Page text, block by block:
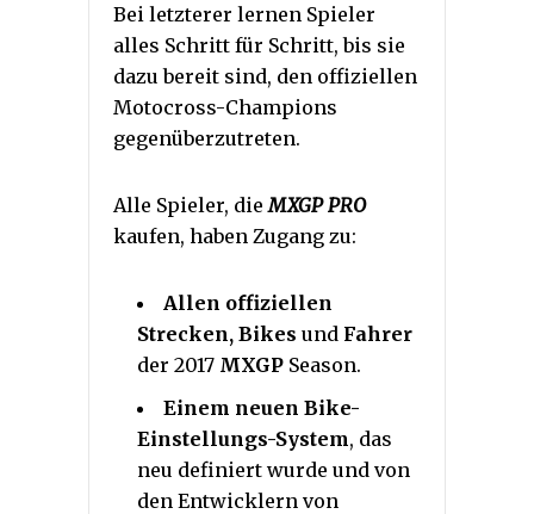
Bei letzterer lernen Spieler
alles Schritt für Schritt, bis sie
dazu bereit sind, den offiziellen
Motocross-Champions
gegenüberzutreten.
Alle Spieler, dieMXGP PRO
kaufen, haben Zugang zu:
Allen offiziellen
Strecken, Bikes und Fahrer
der 2017 MXGP Season.
Einem neuen Bike-
Einstellungs-System, das
neu definiert wurde und von
den Entwicklern von